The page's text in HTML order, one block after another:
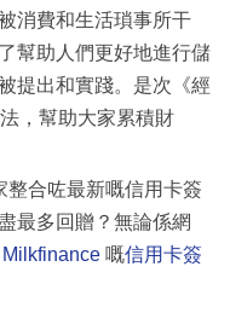
消費和生活瑣事所干
幫助人們更好地進行儲
提出和實踐。是次《經
，幫助大家累積財
整合咗最新嘅信用卡簽
最多回贈？無論係網
Milkfinance 嘅信用卡簽